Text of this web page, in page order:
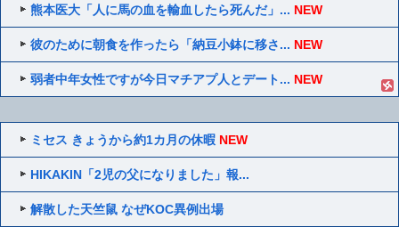
熊本医大「人に馬の血を輸血したら死んだ」... NEW
彼のために朝食を作ったら「納豆小鉢に移さ... NEW
弱者中年女性ですが今日マチアプ人とデート... NEW
ミセス きょうから約1カ月の休暇 NEW
HIKAKIN「2児の父になりました」報...
解散した天竺鼠 なぜKOC異例出場